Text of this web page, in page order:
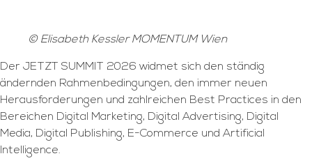
© Elisabeth Kessler MOMENTUM Wien
Der JETZT SUMMIT 2026 widmet sich den ständig
ändernden Rahmenbedingungen, den immer neuen
Herausforderungen und zahlreichen Best Practices in den
Bereichen Digital Marketing, Digital Advertising, Digital
Media, Digital Publishing, E-Commerce und Artificial
Intelligence.